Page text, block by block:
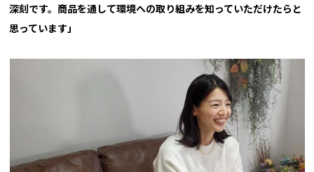
深刻です。商品を通して環境への取り組みを知っていただけたらと
思っています」